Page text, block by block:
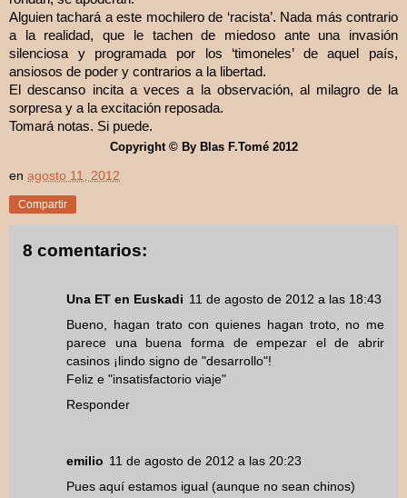
Alguien tachará a este mochilero de ‘racista’. Nada más contrario
a la realidad, que le tachen de miedoso ante una invasión
silenciosa y programada por los ‘timoneles’ de aquel país,
ansiosos de poder y contrarios a la libertad.
El descanso incita a veces a la observación, al milagro de la
sorpresa y a la excitación reposada.
Tomará notas. Si puede.
Copyright © By Blas F.Tomé 2012
en agosto 11, 2012
Compartir
8 comentarios:
Una ET en Euskadi 11 de agosto de 2012 a las 18:43
Bueno, hagan trato con quienes hagan troto, no me
parece una buena forma de empezar el de abrir
casinos ¡lindo signo de "desarrollo"!
Feliz e "insatisfactorio viaje"
Responder
emilio 11 de agosto de 2012 a las 20:23
Pues aquí estamos igual (aunque no sean chinos)